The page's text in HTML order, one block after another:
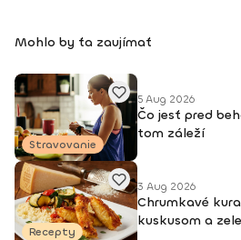
Mohlo by ťa zaujímať
Stravovanie
5 Aug 2026
Čo jesť pred
tom záleží
Recepty
3 Aug 2026
Chrumkavé
kuskusom a